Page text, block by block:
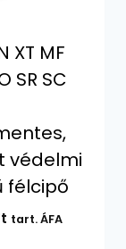
XT MF
SR SC
védelmi
félcipő
tart. ÁFA